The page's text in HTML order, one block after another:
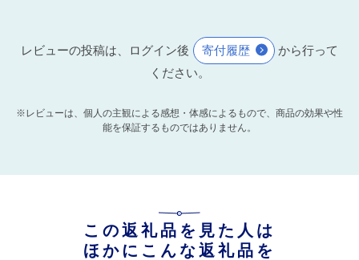
レビューの投稿は、ログイン後 寄付履歴
から行って
ください。
※レビューは、個人の主観による感想・体感によるもので、商品の効果や性
能を保証するものではありません。
この返礼品を見た人は
ほかにこんな返礼品を